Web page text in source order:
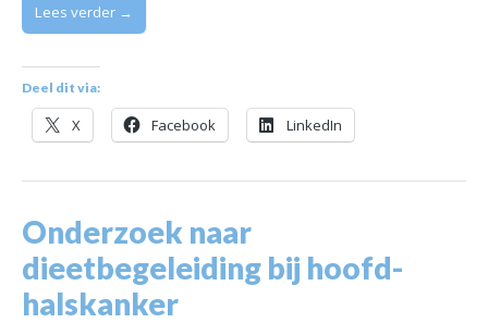
Lees verder →
Deel dit via:
X Facebook LinkedIn
Onderzoek naar
dieetbegeleiding bij hoofd-
halskanker